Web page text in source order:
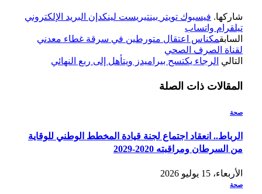
شاركها. فيسبوك تويتر بينتيريست لينكدإن البريد الإلكتروني
تيلقرام واتساب
السابقمكناس اعتقال متورطين في سرقة غطاء معدني
لقناة الصرف الصحي
التالي الرجاء يكتسح بيراميدز ويتأهل إلى ربع النهائي
المقالات ذات الصلة
صحة
الرباط.. انعقاد اجتماع لجنة قيادة المخطط الوطني للوقاية
من السرطان ومراقبته 2020-2029
الأربعاء، 15 يوليو 2026
صحة